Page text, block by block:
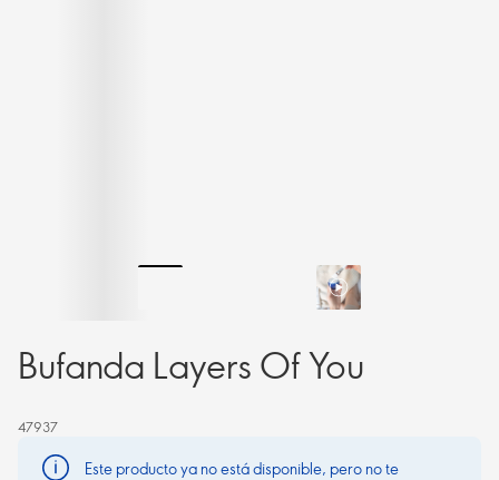
Bufanda Layers Of You
47937
Este producto ya no está disponible, pero no te